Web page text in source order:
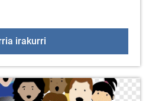
irakurri